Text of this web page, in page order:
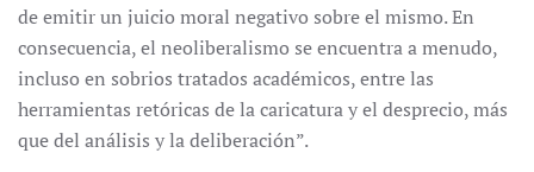
de emitir un juicio moral negativo sobre el mismo. En
consecuencia, el neoliberalismo se encuentra a menudo,
incluso en sobrios tratados académicos, entre las
herramientas retóricas de la caricatura y el desprecio, más
que del análisis y la deliberación”.